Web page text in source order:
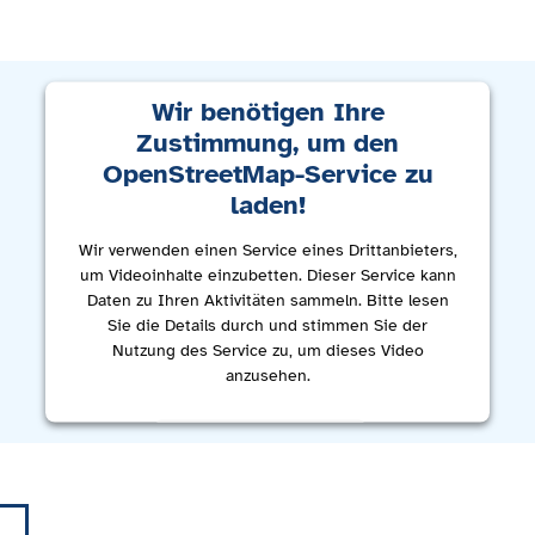
Wir benötigen Ihre
Zustimmung, um den
OpenStreetMap-Service zu
laden!
Wir verwenden einen Service eines Drittanbieters,
um Videoinhalte einzubetten. Dieser Service kann
Daten zu Ihren Aktivitäten sammeln. Bitte lesen
Sie die Details durch und stimmen Sie der
Nutzung des Service zu, um dieses Video
anzusehen.